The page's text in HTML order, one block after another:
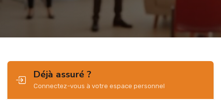
Déjà assuré ?
Connectez-vous à votre espace personnel